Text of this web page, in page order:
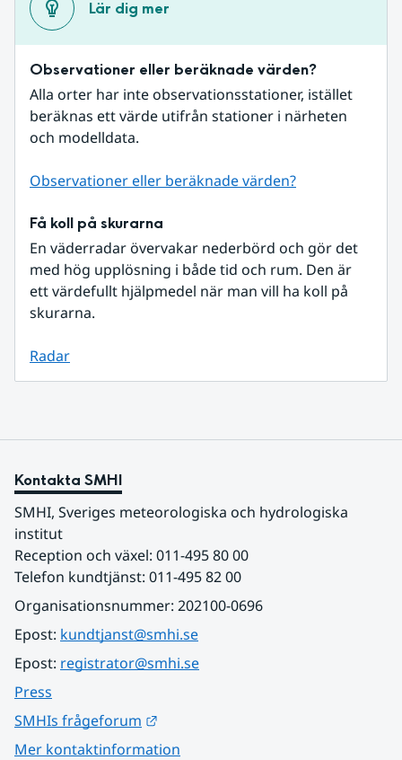
Lär dig mer
Observationer eller beräknade värden?
Alla orter har inte observationsstationer, istället
beräknas ett värde utifrån stationer i närheten
och modelldata.
Observationer eller beräknade värden?
Få koll på skurarna
En väderradar övervakar nederbörd och gör det
med hög upplösning i både tid och rum. Den är
ett värdefullt hjälpmedel när man vill ha koll på
skurarna.
Radar
Kontakta SMHI
SMHI, Sveriges meteorologiska och hydrologiska
institut
Reception och växel: 011-495 80 00
Telefon kundtjänst: 011-495 82 00
Organisationsnummer: 202100-0696
Epost: kundtjanst@smhi.se
Epost: registrator@smhi.se
Press
SMHIs frågeforum
Mer kontaktinformation